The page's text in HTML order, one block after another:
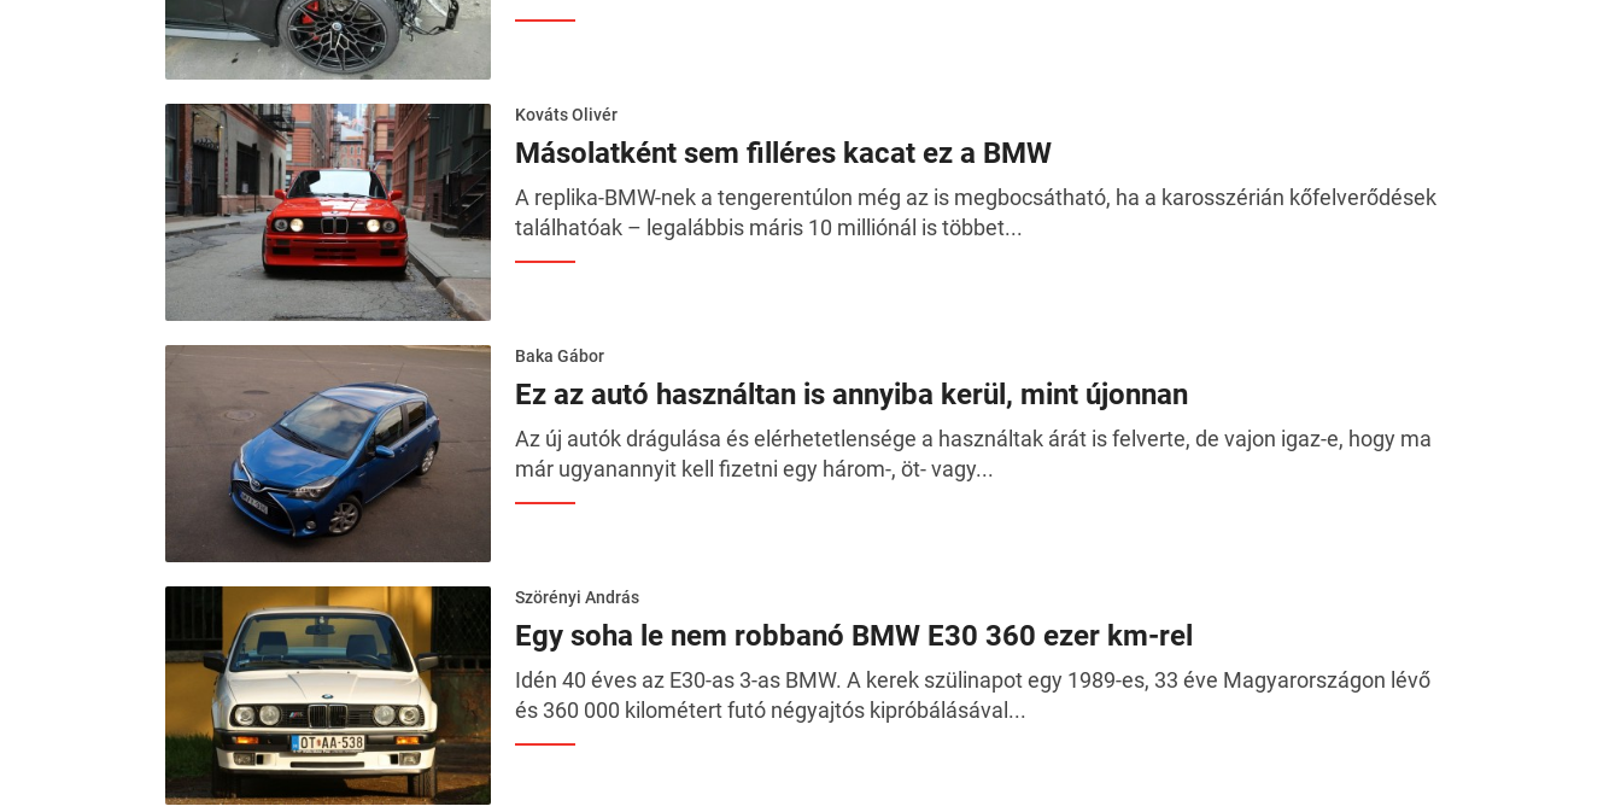
Kováts Olivér
Másolatként sem filléres kacat ez a BMW
A replika-BMW-nek a tengerentúlon még az is megbocsátható, ha a karosszérián kőfelverődések
találhatóak – legalábbis máris 10 milliónál is többet...
Baka Gábor
Ez az autó használtan is annyiba kerül, mint újonnan
Az új autók drágulása és elérhetetlensége a használtak árát is felverte, de vajon igaz-e, hogy ma
már ugyanannyit kell fizetni egy három-, öt- vagy...
Szörényi András
Egy soha le nem robbanó BMW E30 360 ezer km-rel
Idén 40 éves az E30-as 3-as BMW. A kerek szülinapot egy 1989-es, 33 éve Magyarországon lévő
és 360 000 kilométert futó négyajtós kipróbálásával...